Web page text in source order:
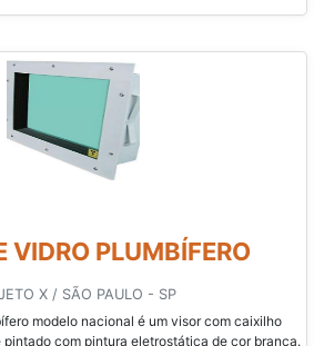
VIDRO PLUMBÍFERO
X / SÃO PAULO - SP
modelo nacional é um visor com caixilho
com pintura eletrostática de cor branca.